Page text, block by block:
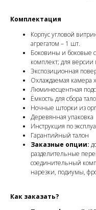
Комплектация
Корпус угловой
агрегатом – 1 шт.
Боковины и боковые
комплект; для версии
Экспозиционная
Охлаждаемая камера
Люминесцентная
Ёмкость для сбора
Ночные шторки из
Деревянная упаковка
Инструкция по
Гарантийный талон
Заказные опции:
разделительные
соединительный
нарезки, подиумы,
Как заказать?